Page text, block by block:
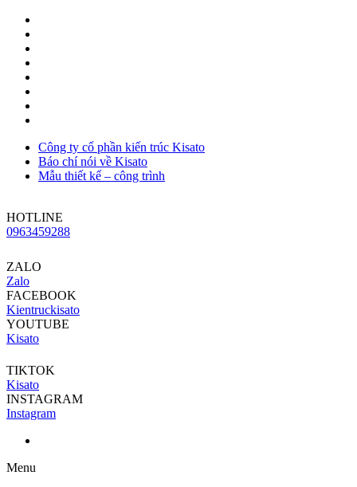
Công ty cổ phần kiến trúc Kisato
Báo chí nói về Kisato
Mẫu thiết kế – công trình
HOTLINE
0963459288
ZALO
Zalo
FACEBOOK
Kientruckisato
YOUTUBE
Kisato
TIKTOK
Kisato
INSTAGRAM
Instagram
Menu